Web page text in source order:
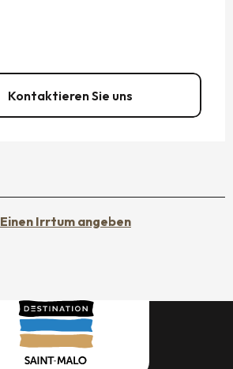
Kontaktieren Sie uns
Einen Irrtum angeben